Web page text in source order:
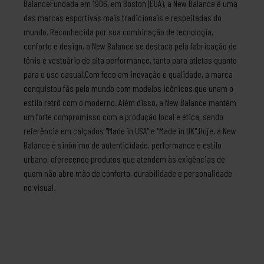
BalanceFundada em 1906, em Boston (EUA), a New Balance é uma
das marcas esportivas mais tradicionais e respeitadas do
mundo. Reconhecida por sua combinação de tecnologia,
conforto e design, a New Balance se destaca pela fabricação de
tênis e vestuário de alta performance, tanto para atletas quanto
para o uso casual.Com foco em inovação e qualidade, a marca
conquistou fãs pelo mundo com modelos icônicos que unem o
estilo retrô com o moderno. Além disso, a New Balance mantém
um forte compromisso com a produção local e ética, sendo
referência em calçados "Made in USA" e "Made in UK".Hoje, a New
Balance é sinônimo de autenticidade, performance e estilo
urbano, oferecendo produtos que atendem às exigências de
quem não abre mão de conforto, durabilidade e personalidade
no visual.